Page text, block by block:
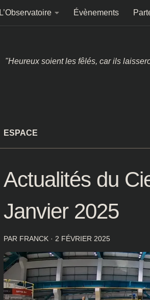
L’Observatoire Évènements
"Heureux soient les fêlés, car ils
ESPACE
Actualités du
Janvier 2025
PAR FRANCK · 2 FÉVRIER 2025